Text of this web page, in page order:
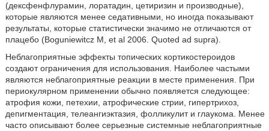
(дексфенфлурамин, лоратадин, цетиризин и производные),
которые являются менее седативными, но иногда показывают
результаты, которые статистически значимо не отличаются от
плацебо (Boguniewitcz М, et al 2006. Quoted ad supra).
Неблагоприятные эффекты топических кортикостероидов
создают ограничения для использования. Наиболее частыми
являются неблагоприятные реакции в месте применения. При
периокулярном применении обычно появляется следующее:
атрофия кожи, петехии, атрофические стрии, гипертрихоз,
депигментация, телеангиэктазия, фолликулит и глаукома. Менее
часто описывают более серьезные системные неблагоприятные